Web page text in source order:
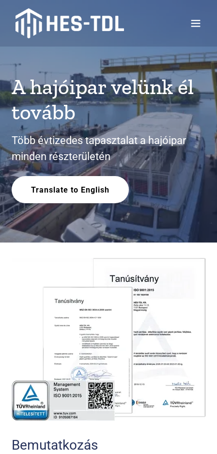
A hajóipar velünk él
tovább
Több évtizedes tapasztalat a hajóipar
minden részterületén
Translate to English
Bemutatkozás